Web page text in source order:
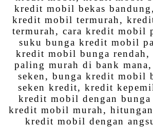
kredit mobil bekas
kredit mobil termurah,
termurah, cara kredit mobil
suku bunga kredit mobil
kredit mobil bunga
paling murah di bank
seken, bunga kredit mobil
seken kredit, kredit
kredit mobil dengan bunga
kredit mobil murah,
kredit mobil dengan